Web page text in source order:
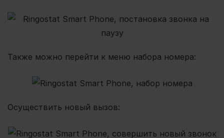
Также можно перейти к меню набора номера:
Осуществить новый вызов: